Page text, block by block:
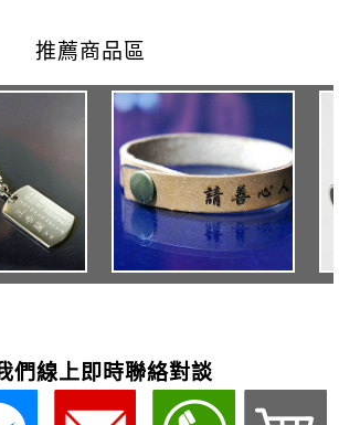
們線上即時聯絡對談